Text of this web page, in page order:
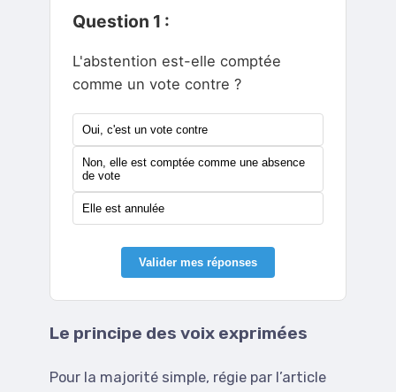
Question 1 :
L'abstention est-elle comptée
comme un vote contre ?
Oui, c'est un vote contre
Non, elle est comptée comme une absence
de vote
Elle est annulée
Valider mes réponses
Le principe des voix exprimées
Pour la majorité simple, régie par l’article